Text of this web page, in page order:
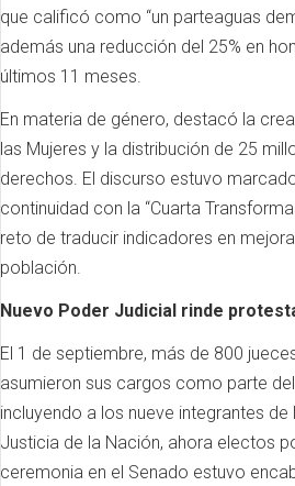
que calificó como “un parteaguas
además una reducción del 25% en
últimos 11 meses.
En materia de género, destacó la
las Mujeres y la distribución de 25
derechos. El discurso estuvo
continuidad con la “Cuarta
reto de traducir indicadores en
población.
Nuevo Poder Judicial rinde
El 1 de septiembre, más de 800
asumieron sus cargos como parte
incluyendo a los nueve integrantes
Justicia de la Nación, ahora electos
ceremonia en el Senado estuvo